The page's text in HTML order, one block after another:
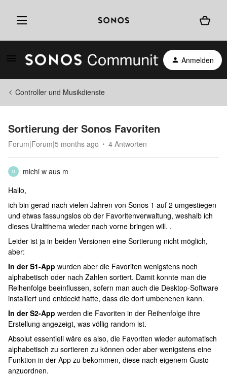
Anmelden
Controller und Musikdienste
Sortierung der Sonos Favoriten
Forum|Forum|5 months ago 4 Antworten
M
michi w aus m
Hallo,
ich bin gerad nach vielen Jahren von Sonos 1 auf 2 umgestiegen
und etwas fassungslos ob der Favoritenverwaltung, weshalb ich
dieses Uraltthema wieder nach vorne bringen will. .
Leider ist ja in beiden Versionen eine Sortierung nicht möglich,
aber:
In der S1-App wurden aber die Favoriten wenigstens noch
alphabetisch oder nach Zahlen sortiert. Damit konnte man die
Reihenfolge beeinflussen, sofern man auch die Desktop-Software
installiert und entdeckt hatte, dass die dort umbenenen kann.
In der S2-App werden die Favoriten in der Reihenfolge ihre
Erstellung angezeigt, was völlig random ist.
Absolut essentiell wäre es also, die Favoriten wieder automatisch
alphabetisch zu sortieren zu können oder aber wenigstens eine
Funktion in der App zu bekommen, diese nach eigenem Gusto
anzuordnen.